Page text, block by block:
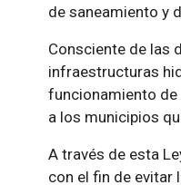
de saneamiento y
Consciente de las
infraestructuras
funcionamiento de
a los municipios
A través de esta
con el fin de evitar